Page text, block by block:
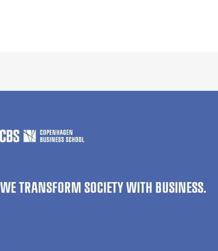
WE TRANSFORM SOCIETY WITH BUSINESS.